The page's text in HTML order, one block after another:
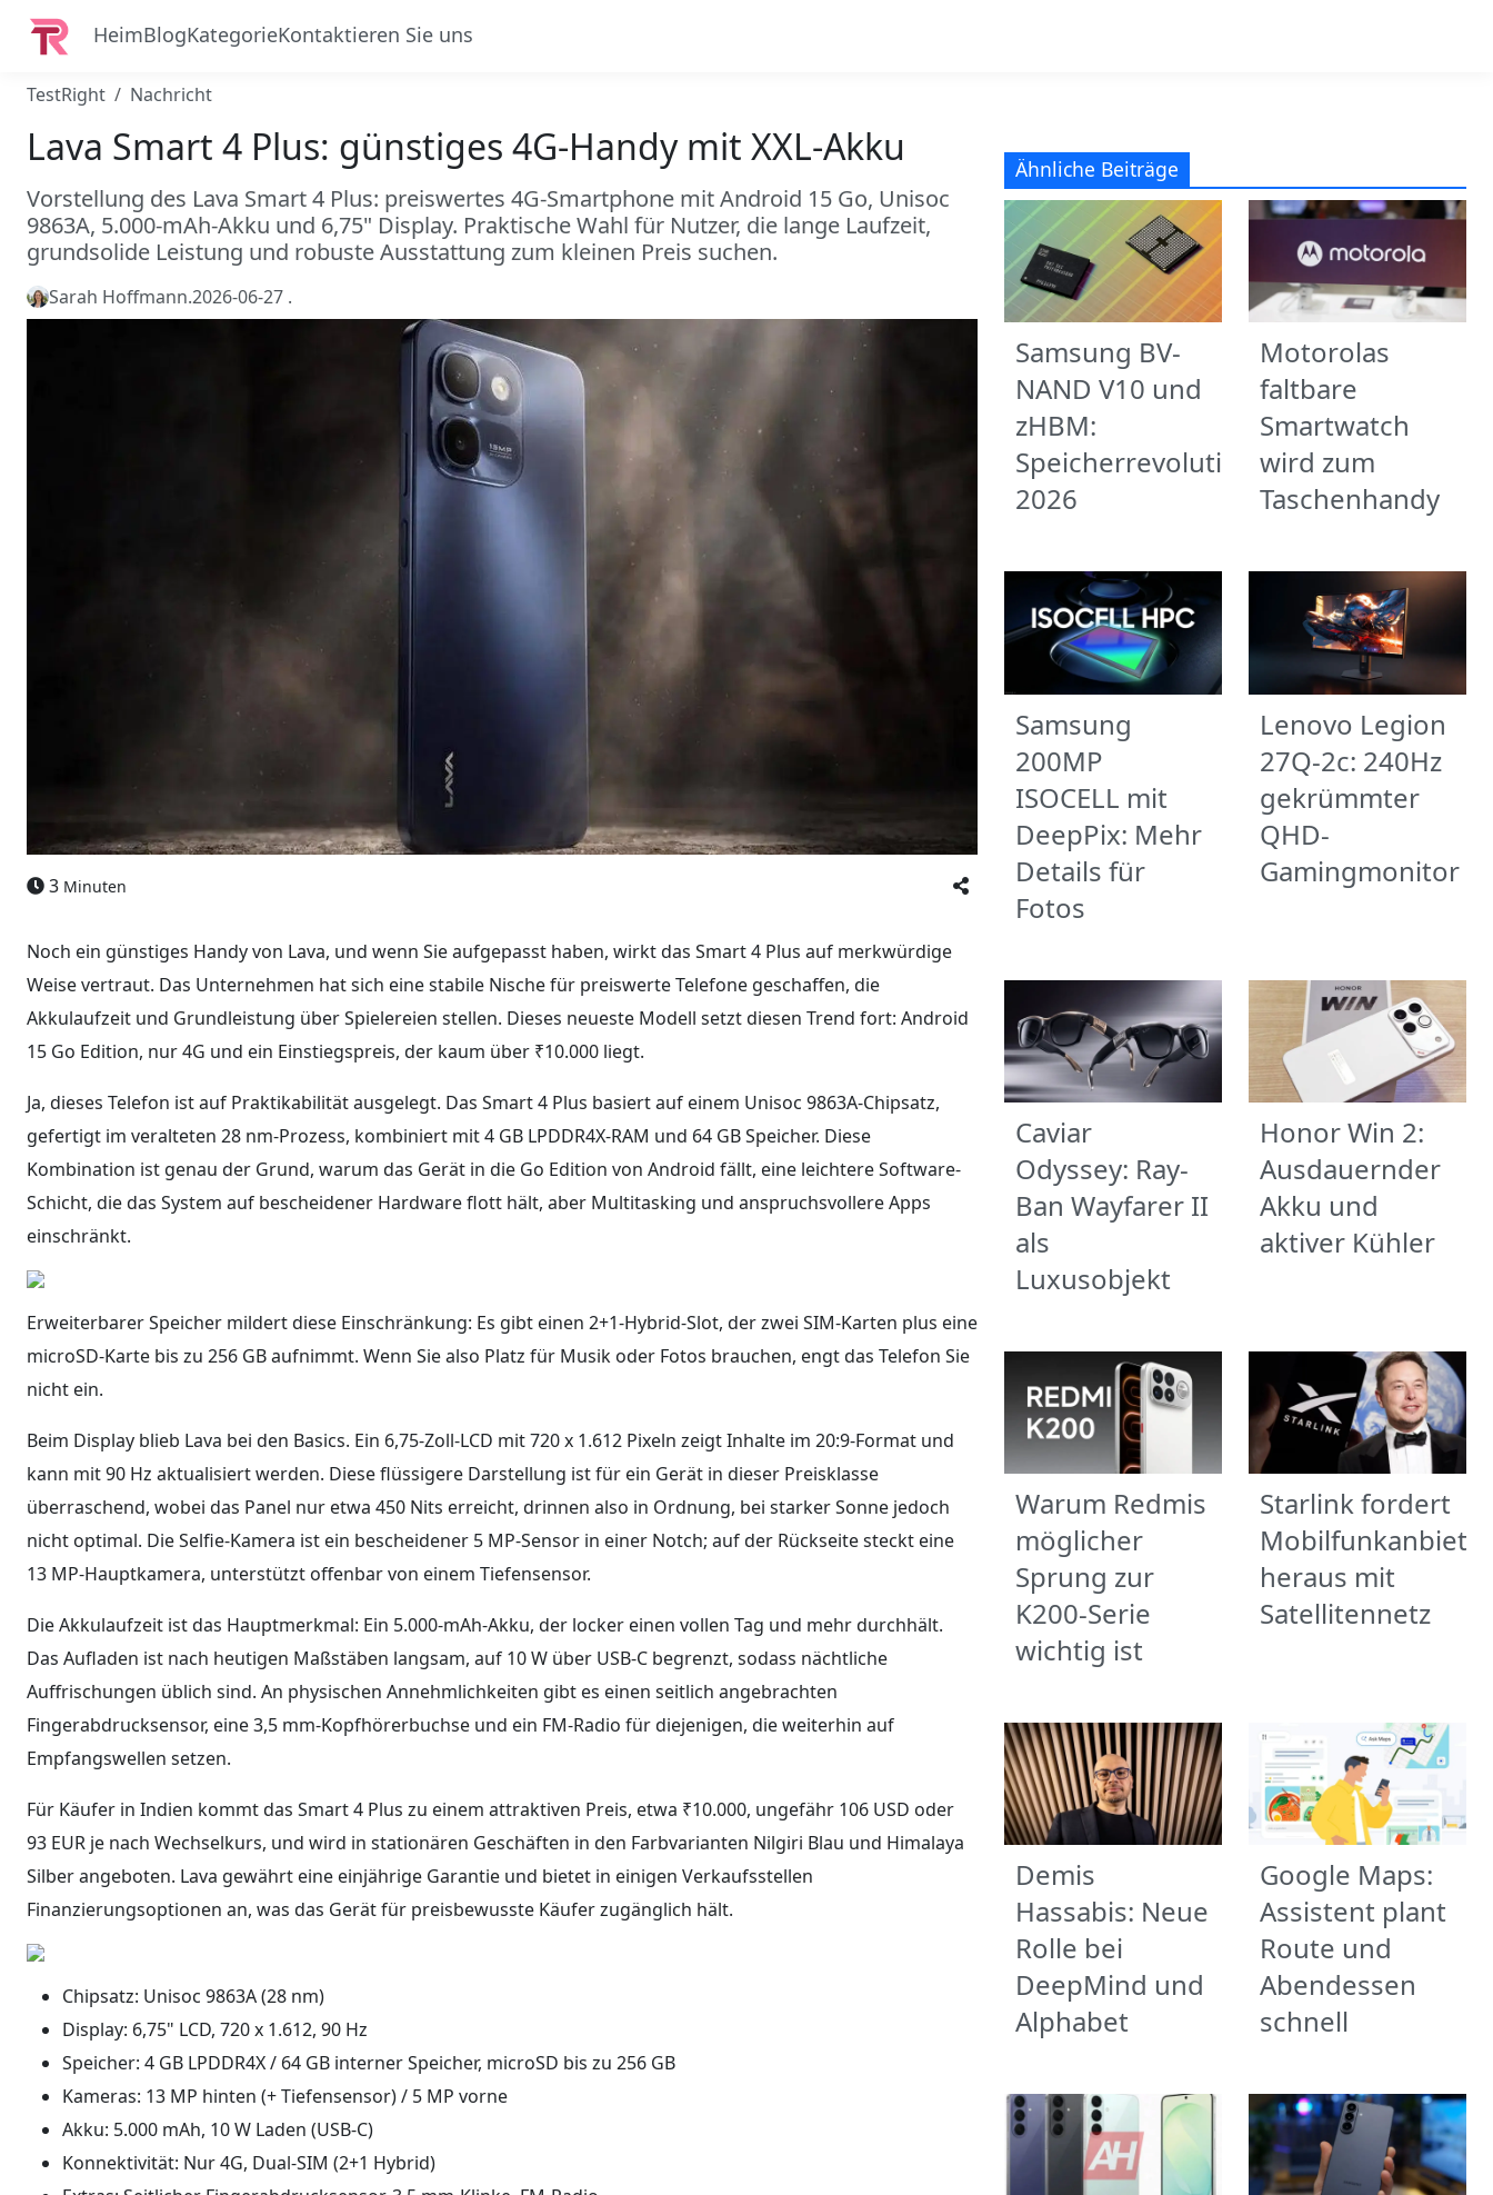
HeimBlogKategorieKontaktieren Sie uns
TestRight Nachricht
Lava Smart 4 Plus: günstiges 4G-Handy mit XXL-Akku
Vorstellung des Lava Smart 4 Plus: preiswertes 4G-Smartphone mit Android 15 Go, Unisoc
9863A, 5.000-mAh-Akku und 6,75" Display. Praktische Wahl für Nutzer, die lange Laufzeit,
grundsolide Leistung und robuste Ausstattung zum kleinen Preis suchen.
Sarah Hoffmann.2026-06-27 .
3 Minuten
Noch ein günstiges Handy von Lava, und wenn Sie aufgepasst haben, wirkt das Smart 4 Plus auf merkwürdige
Weise vertraut. Das Unternehmen hat sich eine stabile Nische für preiswerte Telefone geschaffen, die
Akkulaufzeit und Grundleistung über Spielereien stellen. Dieses neueste Modell setzt diesen Trend fort: Android
15 Go Edition, nur 4G und ein Einstiegspreis, der kaum über ₹10.000 liegt.
Ja, dieses Telefon ist auf Praktikabilität ausgelegt. Das Smart 4 Plus basiert auf einem Unisoc 9863A-Chipsatz,
gefertigt im veralteten 28 nm-Prozess, kombiniert mit 4 GB LPDDR4X-RAM und 64 GB Speicher. Diese
Kombination ist genau der Grund, warum das Gerät in die Go Edition von Android fällt, eine leichtere Software-
Schicht, die das System auf bescheidener Hardware flott hält, aber Multitasking und anspruchsvollere Apps
einschränkt.
Erweiterbarer Speicher mildert diese Einschränkung: Es gibt einen 2+1-Hybrid-Slot, der zwei SIM-Karten plus eine
microSD-Karte bis zu 256 GB aufnimmt. Wenn Sie also Platz für Musik oder Fotos brauchen, engt das Telefon Sie
nicht ein.
Beim Display blieb Lava bei den Basics. Ein 6,75-Zoll-LCD mit 720 x 1.612 Pixeln zeigt Inhalte im 20:9-Format und
kann mit 90 Hz aktualisiert werden. Diese flüssigere Darstellung ist für ein Gerät in dieser Preisklasse
überraschend, wobei das Panel nur etwa 450 Nits erreicht, drinnen also in Ordnung, bei starker Sonne jedoch
nicht optimal. Die Selfie-Kamera ist ein bescheidener 5 MP-Sensor in einer Notch; auf der Rückseite steckt eine
13 MP-Hauptkamera, unterstützt offenbar von einem Tiefensensor.
Die Akkulaufzeit ist das Hauptmerkmal: Ein 5.000-mAh-Akku, der locker einen vollen Tag und mehr durchhält.
Das Aufladen ist nach heutigen Maßstäben langsam, auf 10 W über USB-C begrenzt, sodass nächtliche
Auffrischungen üblich sind. An physischen Annehmlichkeiten gibt es einen seitlich angebrachten
Fingerabdrucksensor, eine 3,5 mm-Kopfhörerbuchse und ein FM-Radio für diejenigen, die weiterhin auf
Empfangswellen setzen.
Für Käufer in Indien kommt das Smart 4 Plus zu einem attraktiven Preis, etwa ₹10.000, ungefähr 106 USD oder
93 EUR je nach Wechselkurs, und wird in stationären Geschäften in den Farbvarianten Nilgiri Blau und Himalaya
Silber angeboten. Lava gewährt eine einjährige Garantie und bietet in einigen Verkaufsstellen
Finanzierungsoptionen an, was das Gerät für preisbewusste Käufer zugänglich hält.
Chipsatz: Unisoc 9863A (28 nm)
Display: 6,75" LCD, 720 x 1.612, 90 Hz
Speicher: 4 GB LPDDR4X / 64 GB interner Speicher, microSD bis zu 256 GB
Kameras: 13 MP hinten (+ Tiefensensor) / 5 MP vorne
Akku: 5.000 mAh, 10 W Laden (USB-C)
Konnektivität: Nur 4G, Dual-SIM (2+1 Hybrid)
Ähnliche Beiträge
Samsung BV-
NAND V10 und
zHBM:
Speicherrevolution
2026
Motorolas
faltbare
Smartwatch
wird zum
Taschenhandy
Samsung
200MP
ISOCELL mit
DeepPix: Mehr
Details für
Fotos
Lenovo Legion
27Q-2c: 240Hz
gekrümmter
QHD-
Gamingmonitor
Caviar
Odyssey: Ray-
Ban Wayfarer II
als
Luxusobjekt
Honor Win 2:
Ausdauernder
Akku und
aktiver Kühler
Warum Redmis
möglicher
Sprung zur
K200-Serie
wichtig ist
Starlink fordert
Mobilfunkanbieter
heraus mit
Satellitennetz
Demis
Hassabis: Neue
Rolle bei
DeepMind und
Alphabet
Google Maps:
Assistent plant
Route und
Abendessen
schnell